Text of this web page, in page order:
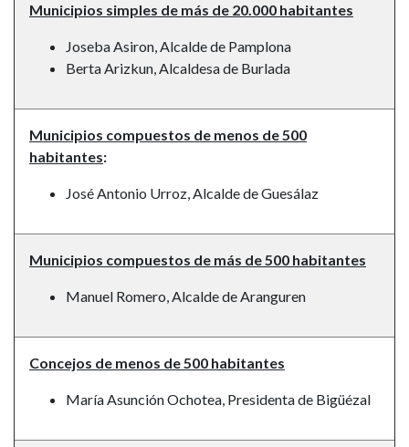
Municipios simples de más de 20.000 habitantes
Joseba Asiron, Alcalde de Pamplona
Berta Arizkun, Alcaldesa de Burlada
Municipios compuestos de menos de 500
habitantes:
José Antonio Urroz, Alcalde de Guesálaz
Municipios compuestos de más de 500 habitantes
Manuel Romero, Alcalde de Aranguren
Concejos de menos de 500 habitantes
María Asunción Ochotea, Presidenta de Bigüézal